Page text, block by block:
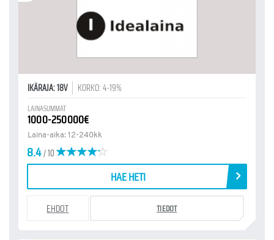
IKÄRAJA: 18V KORKO: 4-19%
LAINASUMMAT
1000-250000€
Laina-aika: 12-240kk
8.4/ 10
HAE HETI
EHDOT TIEDOT